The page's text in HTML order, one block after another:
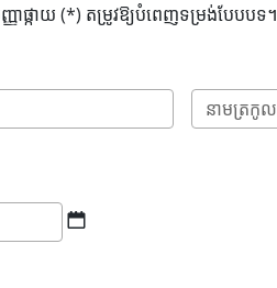
ផ្កាយ (*) តម្រូវឱ្យបំពេញទម្រង់បែបបទ។
ទីមួយ
MM
slash